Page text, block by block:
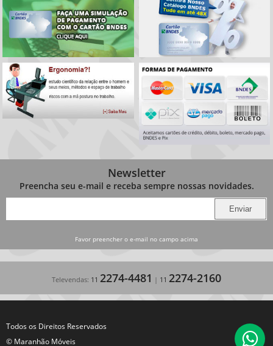
Newsletter
Preencha seu e-mail e receba sempre nossas novidades.
Favor preencher o e-mail no campo acima
Televendas: 11 2274-4481 | 11 2274-2160
Todos os Direitos Reservados
© Maranhão Móveis